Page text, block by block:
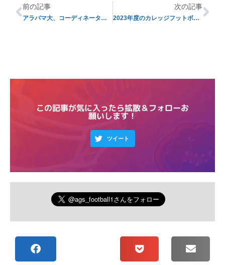
前の記事
アラバマ大、コーディネーターを一新【オフシーズン便り#6】
次の記事
2023年度のカレッジフットボールの殿堂入りを果たした面々【オフシーズン便り#8】
この記事が気に入ったら拡散＆フォローお
願いします！
ツイート